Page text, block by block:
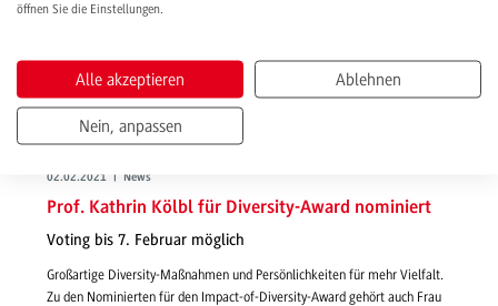
02.02.2021 | News
Prof. Kathrin Kölbl für Diversity-Award nominiert
Voting bis 7. Februar möglich
Großartige Diversity-Maßnahmen und Persönlichkeiten für mehr Vielfalt.
Zu den Nominierten für den Impact-of-Diversity-Award gehört auch Frau
öffnen Sie die Einstellungen.
Alle akzeptieren Ablehnen
Nein, anpassen